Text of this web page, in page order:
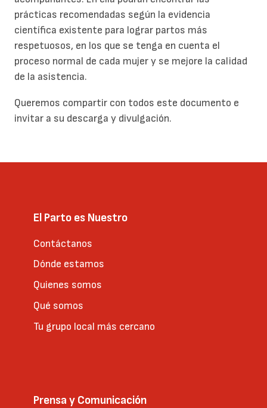
prácticas recomendadas según la evidencia
científica existente para lograr partos más
respetuosos, en los que se tenga en cuenta el
proceso normal de cada mujer y se mejore la calidad
de la asistencia.
Queremos compartir con todos este documento e
invitar a su descarga y divulgación.
El Parto es Nuestro
Contáctanos
Dónde estamos
Quienes somos
Qué somos
Tu grupo local más cercano
Prensa y Comunicación